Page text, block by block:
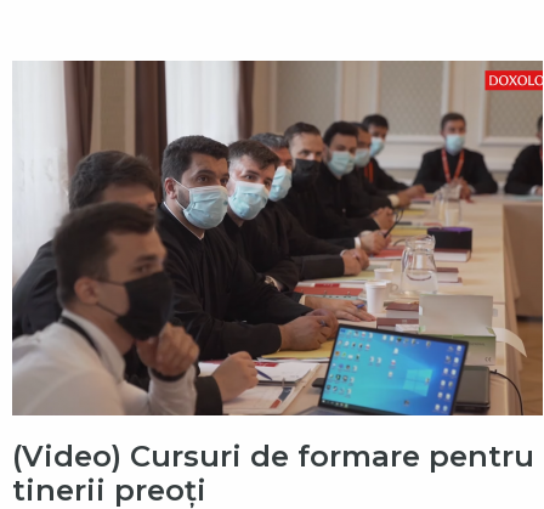
(Video) Cursuri de formare pentru
tinerii preoți